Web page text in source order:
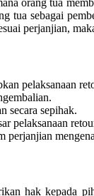
orang tua
tua sebagai
perjanjian,
pelaksanaan
secara sepihak.
pelaksanaan
hak kepada